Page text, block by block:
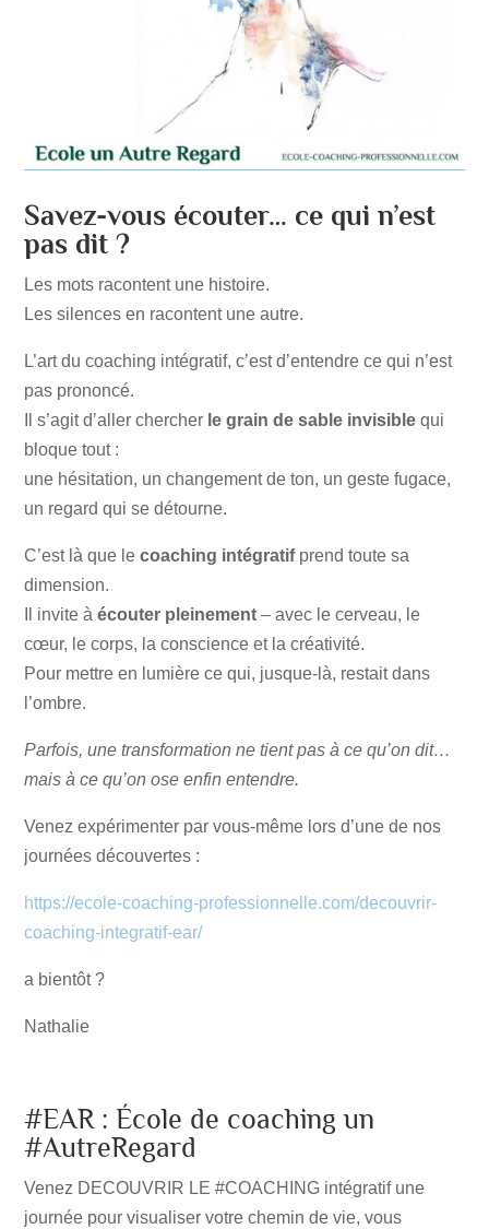
Savez-vous écouter… ce qui n’est
pas dit ?
Les mots racontent une histoire.
Les silences en racontent une autre.
L’art du coaching intégratif, c’est d’entendre ce qui n’est
pas prononcé.
Il s’agit d’aller chercher le grain de sable invisible qui
bloque tout :
une hésitation, un changement de ton, un geste fugace,
un regard qui se détourne.
C’est là que lecoaching intégratifprend toute sa
dimension.
Il invite àécouter pleinement – avec le cerveau, le
cœur, le corps, la conscience et la créativité.
Pour mettre en lumière ce qui, jusque-là, restait dans
l’ombre.
Parfois, une transformation ne tient pas à ce qu’on dit…
mais à ce qu’on ose enfin entendre.
Venez expérimenter par vous-même lors d’une de nos
journées découvertes :
https://ecole-coaching-professionnelle.com/decouvrir-
coaching-integratif-ear/
a bientôt ?
Nathalie
#EAR : École de coaching un
#AutreRegard
Venez DECOUVRIR LE #COACHING intégratif une
journée pour visualiser votre chemin de vie, vous